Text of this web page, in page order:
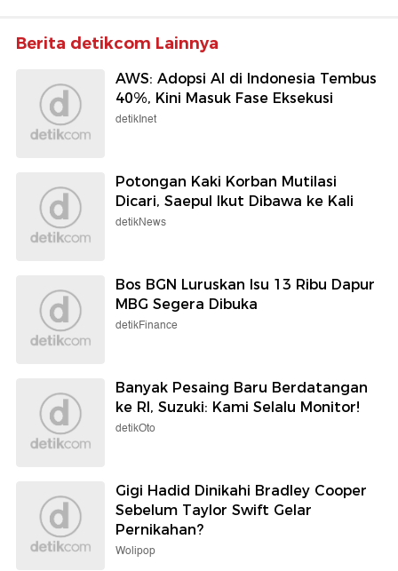
Berita detikcom Lainnya
AWS: Adopsi AI di Indonesia Tembus
40%, Kini Masuk Fase Eksekusi
detikInet
Potongan Kaki Korban Mutilasi
Dicari, Saepul Ikut Dibawa ke Kali
detikNews
Bos BGN Luruskan Isu 13 Ribu Dapur
MBG Segera Dibuka
detikFinance
Banyak Pesaing Baru Berdatangan
ke RI, Suzuki: Kami Selalu Monitor!
detikOto
Gigi Hadid Dinikahi Bradley Cooper
Sebelum Taylor Swift Gelar
Pernikahan?
Wolipop